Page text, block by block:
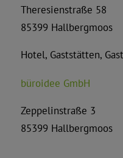
Theresienstraße 58
85399 Hallbergmoos
Hotel, Gaststätten,
büroidee GmbH
Zeppelinstraße 3
85399 Hallbergmoos